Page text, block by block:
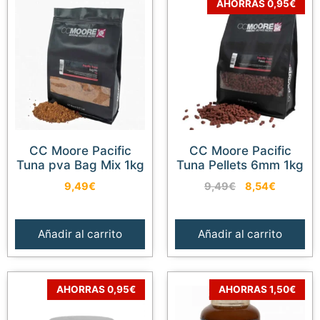
CC Moore Pacific
Tuna pva Bag Mix 1kg
9,49€
Añadir al carrito
AHORRAS 0,95€
CC Moore Pacific
Tuna Pellets 6mm 1kg
9,49€
El
era:
8,54€
es:
Añadir al carrito
AHORRAS 0,95€ AHORRAS 1,50€